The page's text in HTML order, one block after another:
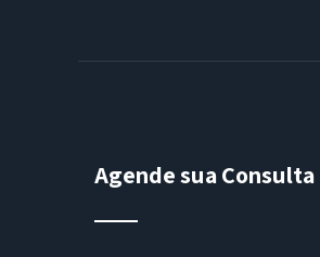
Agende sua Consulta